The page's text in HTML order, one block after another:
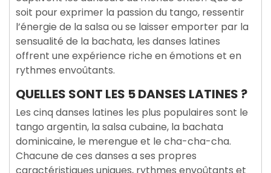
soit pour exprimer la passion du tango, ressentir
l’énergie de la salsa ou se laisser emporter par la
sensualité de la bachata, les danses latines
offrent une expérience riche en émotions et en
rythmes envoûtants.
QUELLES SONT LES 5 DANSES LATINES ?
Les cinq danses latines les plus populaires sont le
tango argentin, la salsa cubaine, la bachata
dominicaine, le merengue et le cha-cha-cha.
Chacune de ces danses a ses propres
caractéristiques uniques, rythmes envoûtants et